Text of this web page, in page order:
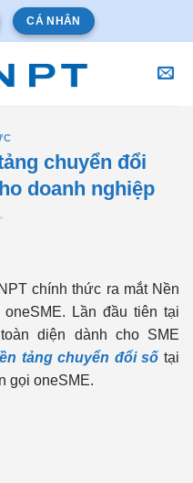
CÁ NHÂN
chuyển đổi
doanh nghiệp
chính thức ra mắt Nền
Lần đầu tiên tại
diện dành cho SME
tảng chuyển đổi số tại
gọi oneSME.